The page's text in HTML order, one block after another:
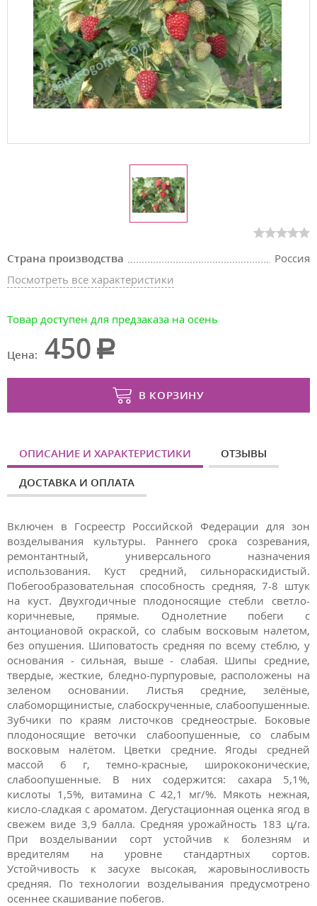
Страна производства
Россия
Посмотреть все характеристики
Товар доступен для предзаказа на осень
Цена: 450
В КОРЗИНУ
ОПИСАНИЕ И ХАРАКТЕРИСТИКИ ОТЗЫВЫ
ДОСТАВКА И ОПЛАТА
Включен в Госреестр Российской Федерации для зон
возделывания культуры. Раннего срока созревания,
ремонтантный, универсального назначения
использования. Куст средний, сильнораскидистый.
Побегообразовательная способность средняя, 7-8 штук
на куст. Двухгодичные плодоносящие стебли светло-
коричневые, прямые. Однолетние побеги с
антоциановой окраской, со слабым восковым налетом,
без опушения. Шиповатость средняя по всему стеблю, у
основания - сильная, выше - слабая. Шипы средние,
твердые, жесткие, бледно-пурпуровые, расположены на
зеленом основании. Листья средние, зелёные,
слабоморщинистые, слабоскрученные, слабоопушенные.
Зубчики по краям листочков среднеострые. Боковые
плодоносящие веточки слабоопушенные, со слабым
восковым налётом. Цветки средние. Ягоды средней
массой 6 г, темно-красные, ширококонические,
слабоопушенные. В них содержится: сахара 5,1%,
кислоты 1,5%, витамина С 42,1 мг/%. Мякоть нежная,
кисло-сладкая с ароматом. Дегустационная оценка ягод в
свежем виде 3,9 балла. Средняя урожайность 183 ц/га.
При возделывании сорт устойчив к болезням и
вредителям на уровне стандартных сортов.
Устойчивость к засухе высокая, жаровыносливость
средняя. По технологии возделывания предусмотрено
осеннее скашивание побегов.